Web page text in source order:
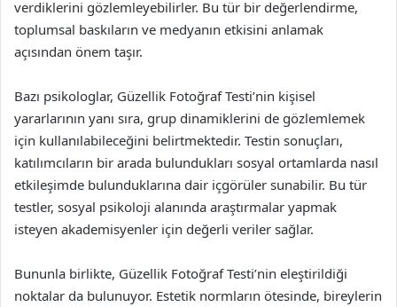
verdiklerini gözlemleyebilirler. Bu tür bir değerlendirme,
toplumsal baskıların ve medyanın etkisini anlamak
açısından önem taşır.
Bazı psikologlar, Güzellik Fotoğraf Testi’nin kişisel
yararlarının yanı sıra, grup dinamiklerini de gözlemlemek
için kullanılabileceğini belirtmektedir. Testin sonuçları,
katılımcıların bir arada bulundukları sosyal ortamlarda nasıl
etkileşimde bulunduklarına dair içgörüler sunabilir. Bu tür
testler, sosyal psikoloji alanında araştırmalar yapmak
isteyen akademisyenler için değerli veriler sağlar.
Bununla birlikte, Güzellik Fotoğraf Testi’nin eleştirildiği
noktalar da bulunuyor. Estetik normların ötesinde, bireylerin